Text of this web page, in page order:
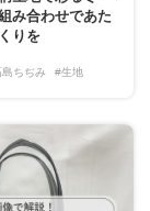
み合わせであた
りを
島ちぢみ #生地